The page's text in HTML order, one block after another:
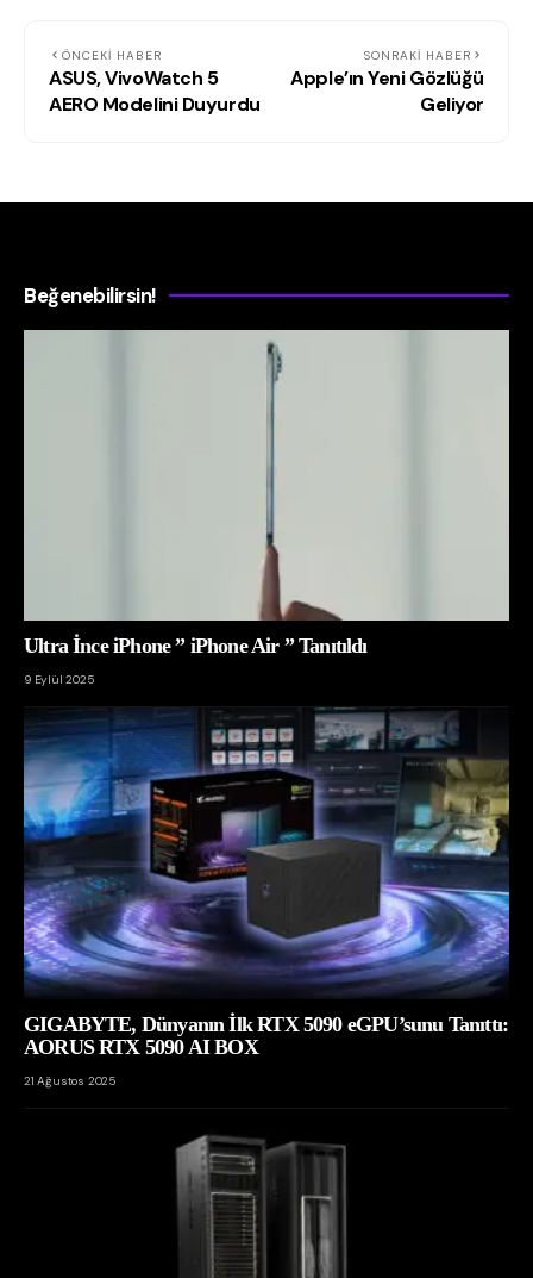
ÖNCEKI HABER
ASUS, VivoWatch 5
AERO Modelini Duyurdu
SONRAKI HABER
Apple’ın Yeni Gözlüğü
Geliyor
Beğenebilirsin!
Ultra İnce iPhone ” iPhone Air ” Tanıtıldı
9 Eylül 2025
GIGABYTE, Dünyanın İlk RTX 5090 eGPU’sunu Tanıttı:
AORUS RTX 5090 AI BOX
21 Ağustos 2025